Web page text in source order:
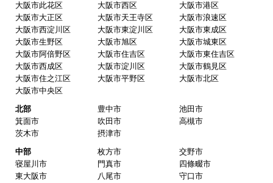
較して選びました。
【注文からどのくらいで届きましたか？】
商品は 直ぐに届くと連絡有りましたが 取り付け工
事の日程が 決って工事日の数日前に問題なく届き
ました。
【その他感想・コメント】
工事は 丁寧に交換してもらいました。一点、工事
前日連絡が 19時以降だったのが ややマイナスポイ
ントでした。
大阪市此花区
大阪市西区
大阪市港区
大阪市大正区
大阪市天王寺区
大阪市浪速区
大阪市西淀川区
大阪市東淀川区
大阪市東成区
大阪市生野区
大阪市旭区
大阪市城東区
大阪市阿倍野区
大阪市住吉区
大阪市東住吉区
大阪市西成区
大阪市淀川区
大阪市鶴見区
大阪市住之江区
大阪市平野区
大阪市北区
大阪市中央区
北部
豊中市
池田市
箕面市
吹田市
高槻市
茨木市
摂津市
中部
枚方市
交野市
寝屋川市
門真市
四條畷市
東大阪市
八尾市
守口市